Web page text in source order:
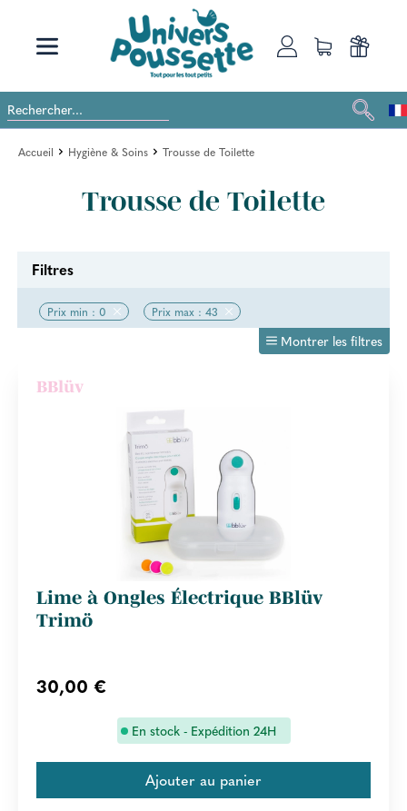
Accueil Hygiène & Soins Trousse de Toilette
Trousse de Toilette
Filtres
Prix min : 0 Prix max : 43
Montrer les filtres
BBlüv
Lime à Ongles Électrique BBlüv
Trimö
30,00 €
En stock - Expédition 24H